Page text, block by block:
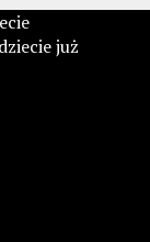
już